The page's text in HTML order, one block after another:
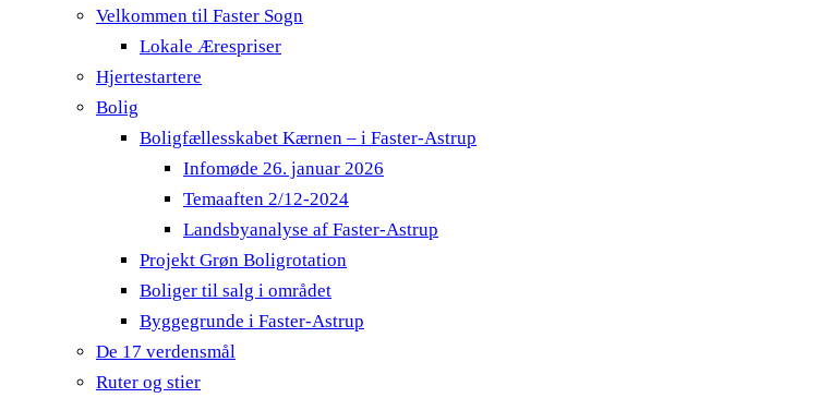
Velkommen til Faster Sogn
Lokale Ærespriser
Hjertestartere
Bolig
Boligfællesskabet Kærnen – i Faster-Astrup
Infomøde 26. januar 2026
Temaaften 2/12-2024
Landsbyanalyse af Faster-Astrup
Projekt Grøn Boligrotation
Boliger til salg i området
Byggegrunde i Faster-Astrup
De 17 verdensmål
Ruter og stier